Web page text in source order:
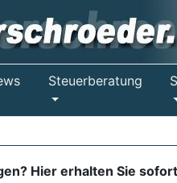
Steuerberatung
Hier erhalten Sie